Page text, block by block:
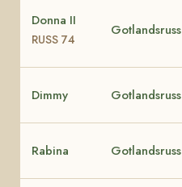
Donna II
RUSS 74
Gotlandsruss
Dimmy Gotlandsruss
Rabina Gotlandsruss